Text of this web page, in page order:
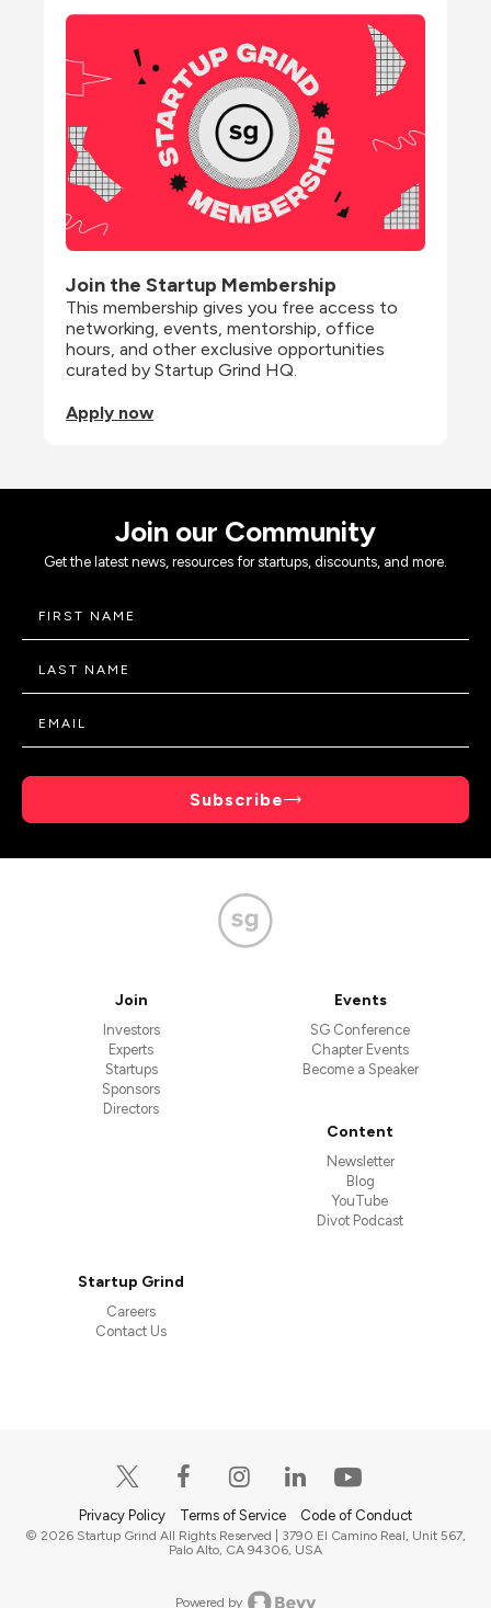
Join the Startup Membership
This membership gives you free access to
networking, events, mentorship, office
hours, and other exclusive opportunities
curated by Startup Grind HQ.
Apply now
Join our Community
Get the latest news, resources for startups, discounts, and more.
Subscribe
Join
Investors
Experts
Startups
Sponsors
Directors
Events
SG Conference
Chapter Events
Become a Speaker
Content
Newsletter
Blog
YouTube
Divot Podcast
Startup Grind
Careers
Contact Us
Privacy Policy Terms of Service Code of Conduct
© 2026 Startup Grind All Rights Reserved | 3790 El Camino Real, Unit 567,
Palo Alto, CA 94306, USA
Powered by